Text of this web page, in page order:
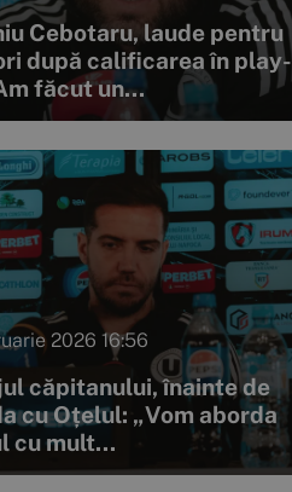
Cebotaru, laude pentru
după calificarea în play-
făcut un...
2026 16:56
căpitanului, înainte de
cu Oțelul: „Vom aborda
cu mult...